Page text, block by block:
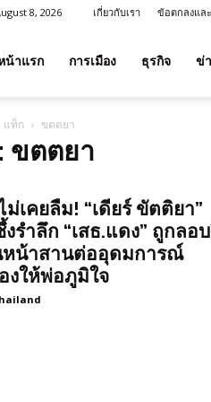
8, 2026 เกี่ยวกับเรา ข้อตกลงแล
ย
น้าแรก การเมือง ธุรกิจ ข่
แท็ก ขตตยา
ขตตยา
ม่เคยลืม! “เดียร์ ขัตติยา”
รำลึก “เสธ.แดง” ถูกลอ
หน้าสานต่ออุดมการณ์
งให้พ่อภูมิใจ